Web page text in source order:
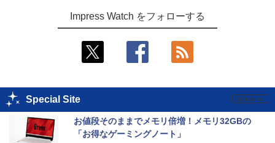
Impress Watch をフォローする
Special Site
お値段そのままでメモリ倍増！メモリ32GBの
「お得なゲーミングノート」